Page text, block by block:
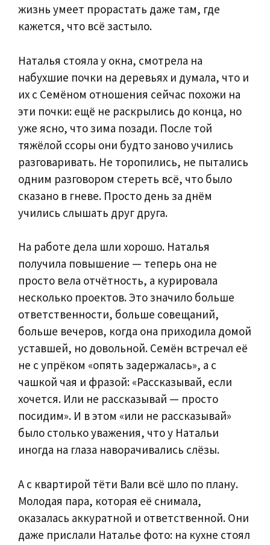
жизнь умеет прорастать даже там, где
кажется, что всё застыло.
Наталья стояла у окна, смотрела на
набухшие почки на деревьях и думала, что и
их с Семёном отношения сейчас похожи на
эти почки: ещё не раскрылись до конца, но
уже ясно, что зима позади. После той
тяжёлой ссоры они будто заново учились
разговаривать. Не торопились, не пытались
одним разговором стереть всё, что было
сказано в гневе. Просто день за днём
учились слышать друг друга.
На работе дела шли хорошо. Наталья
получила повышение — теперь она не
просто вела отчётность, а курировала
несколько проектов. Это значило больше
ответственности, больше совещаний,
больше вечеров, когда она приходила домой
уставшей, но довольной. Семён встречал её
не с упрёком «опять задержалась», а с
чашкой чая и фразой: «Рассказывай, если
хочется. Или не рассказывай — просто
посидим». И в этом «или не рассказывай»
было столько уважения, что у Натальи
иногда на глаза наворачивались слёзы.
А с квартирой тёти Вали всё шло по плану.
Молодая пара, которая её снимала,
оказалась аккуратной и ответственной. Они
даже прислали Наталье фото: на кухне стоял